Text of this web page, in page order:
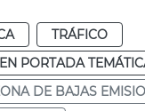
TRÁFICO
EN PORTADA
DE BAJAS